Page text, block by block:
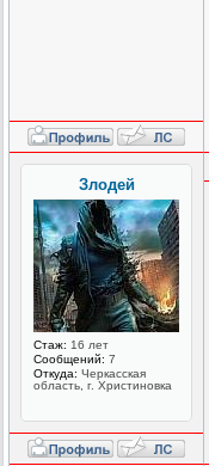
Злодей
Стаж: 16 лет
Сообщений: 7
Откуда: Черкасская
область, г. Христиновка